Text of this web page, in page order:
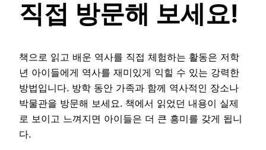
직접 방문해 보세요!
책으로 읽고 배운 역사를 직접 체험하는 활동은 저학
년 아이들에게 역사를 재미있게 익힐 수 있는 강력한
방법입니다. 방학 동안 가족과 함께 역사적인 장소나
박물관을 방문해 보세요. 책에서 읽었던 내용이 실제
로 보이고 느껴지면 아이들은 더 큰 흥미를 갖게 됩니
다.